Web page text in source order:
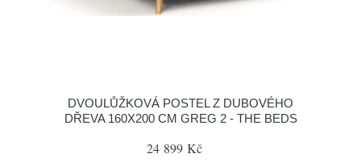
DVOULŮŽKOVÁ POSTEL Z DUBOVÉHO
DŘEVA 160X200 CM GREG 2 - THE BEDS
24 899 Kč